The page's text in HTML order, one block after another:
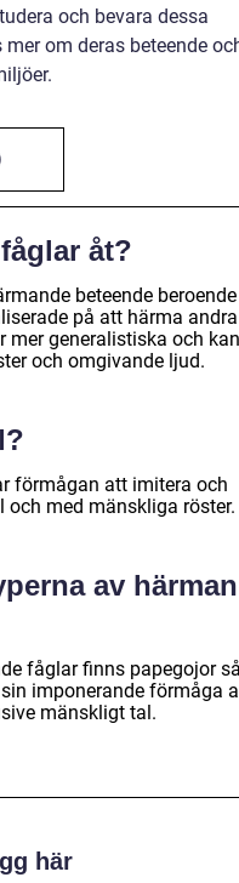
och bevara dessa
om deras beteende
åt?
beteende
på att härma andra
mer generalistiska och kan
och omgivande ljud.
förmågan att imitera och
med mänskliga röster.
av
fåglar finns papegojor
imponerande förmåga
mänskligt tal.
här